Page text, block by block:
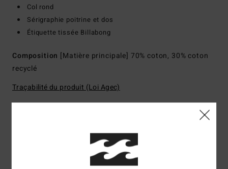
Col rond
Sérigraphie poitrine et dos
Étiquette tissée Billabong
Composition [Matière principale] 70% coton, 30% coton
recyclé
Traçabilité du produit (Loi Agec)